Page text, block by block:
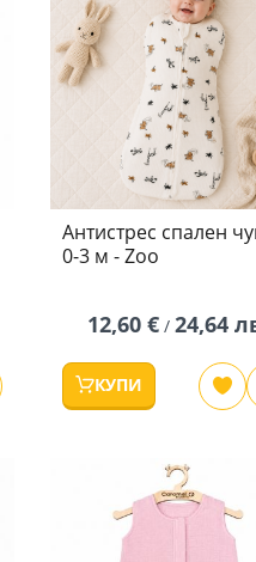
Антистрес спален
0-3 м - Zoo
12,60 €/ 24,64
КУПИ